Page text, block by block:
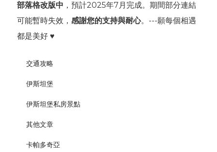
部落格改版中 ，預計2025年7月完成。期間部分連結
可能暫時失效， 感謝您的支持與耐心。---願每個相遇
都是美好 ♥
交通攻略
伊斯坦堡
伊斯坦堡私房景點
其他文章
卡帕多奇亞